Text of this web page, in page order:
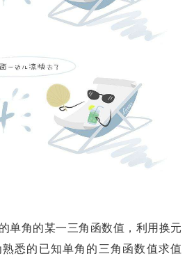
单角的某一三角函数值，利用换元
悉的已知单角的三角函数值求值